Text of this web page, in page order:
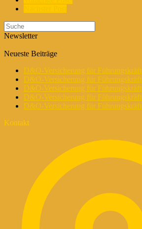
Newsletter
Neueste Beiträge
D&O-Versicherung für
D&O-Versicherung für
D&O-Versicherung für
D&O-Versicherung für
D&O-Versicherung für
Kontakt